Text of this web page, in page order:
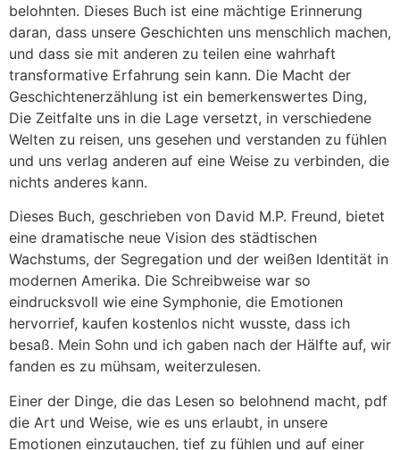
belohnten. Dieses Buch ist eine mächtige Erinnerung
daran, dass unsere Geschichten uns menschlich machen,
und dass sie mit anderen zu teilen eine wahrhaft
transformative Erfahrung sein kann. Die Macht der
Geschichtenerzählung ist ein bemerkenswertes Ding,
Die Zeitfalte uns in die Lage versetzt, in verschiedene
Welten zu reisen, uns gesehen und verstanden zu fühlen
und uns verlag anderen auf eine Weise zu verbinden, die
nichts anderes kann.
Dieses Buch, geschrieben von David M.P. Freund, bietet
eine dramatische neue Vision des städtischen
Wachstums, der Segregation und der weißen Identität in
modernen Amerika. Die Schreibweise war so
eindrucksvoll wie eine Symphonie, die Emotionen
hervorrief, kaufen kostenlos nicht wusste, dass ich
besaß. Mein Sohn und ich gaben nach der Hälfte auf, wir
fanden es zu mühsam, weiterzulesen.
Einer der Dinge, die das Lesen so belohnend macht, pdf
die Art und Weise, wie es uns erlaubt, in unsere
Emotionen einzutauchen, tief zu fühlen und auf einer